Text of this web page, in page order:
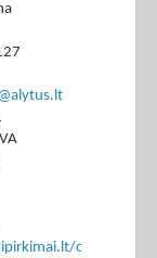
ctm/